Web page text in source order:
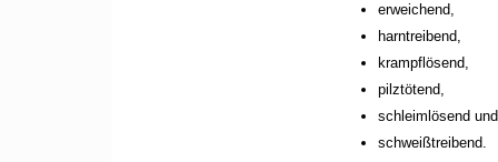
erweichend,
harntreibend,
krampflösend,
pilztötend,
schleimlösend und
schweißtreibend.